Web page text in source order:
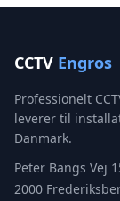
CCTV Engros
Professionelt
leverer til
Danmark.
Peter Bangs Vej
2000